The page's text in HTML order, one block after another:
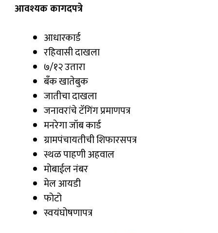
आवश्यक कागदपत्रे
आधारकार्ड
रहिवासी दाखला
७/१२ उतारा
बँक खातेबुक
जातीचा दाखला
जनावरांचे टॅगिंग प्रमाणपत्र
मनरेगा जॉब कार्ड
ग्रामपंचायतीची शिफारसपत्र
स्थळ पाहणी अहवाल
मोबाईल नंबर
मेल आयडी
फोटो
स्वयंघोषणापत्र